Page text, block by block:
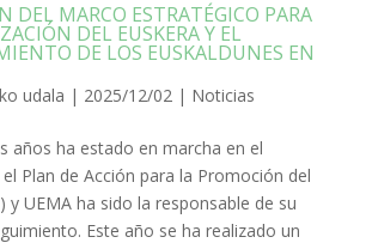
DEL MARCO ESTRATÉGICO PARA
DEL EUSKERA Y EL
DE LOS EUSKALDUNES EN
udala | 2025/12/02| Noticias
años ha estado en marcha en el
Plan de Acción para la Promoción del
y UEMA ha sido la responsable de su
Este año se ha realizado un